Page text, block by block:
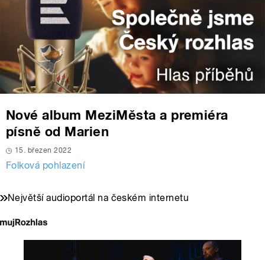
Nové album MeziMěsta a premiéra
písně od Marien
15. březen 2022
Folková pohlazení
Největší audioportál na českém internetu